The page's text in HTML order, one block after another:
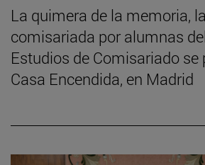
La quimera de la memoria,
comisariada por alumnas
Estudios de Comisariado se
Casa Encendida, en Madrid